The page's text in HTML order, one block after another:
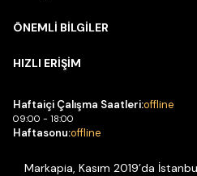
ÖNEMLİ BİLGİLER
HIZLI ERİŞİM
Haftaiçi Çalışma Saatleri:offline
09:00 - 18:00
Haftasonu:offline
Markapia, Kasım 2019’da